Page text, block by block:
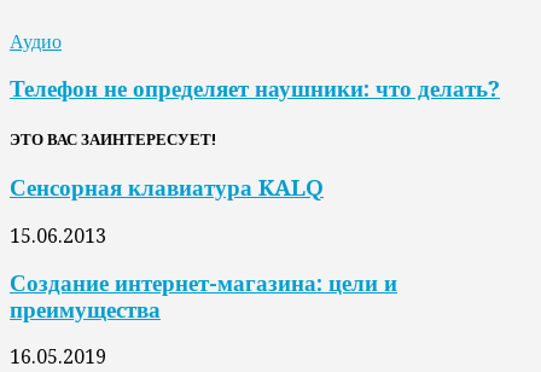
Аудио
Телефон не определяет наушники: что делать?
ЭТО ВАС ЗАИНТЕРЕСУЕТ!
Сенсорная клавиатура KALQ
15.06.2013
Создание интернет-магазина: цели и
преимущества
16.05.2019